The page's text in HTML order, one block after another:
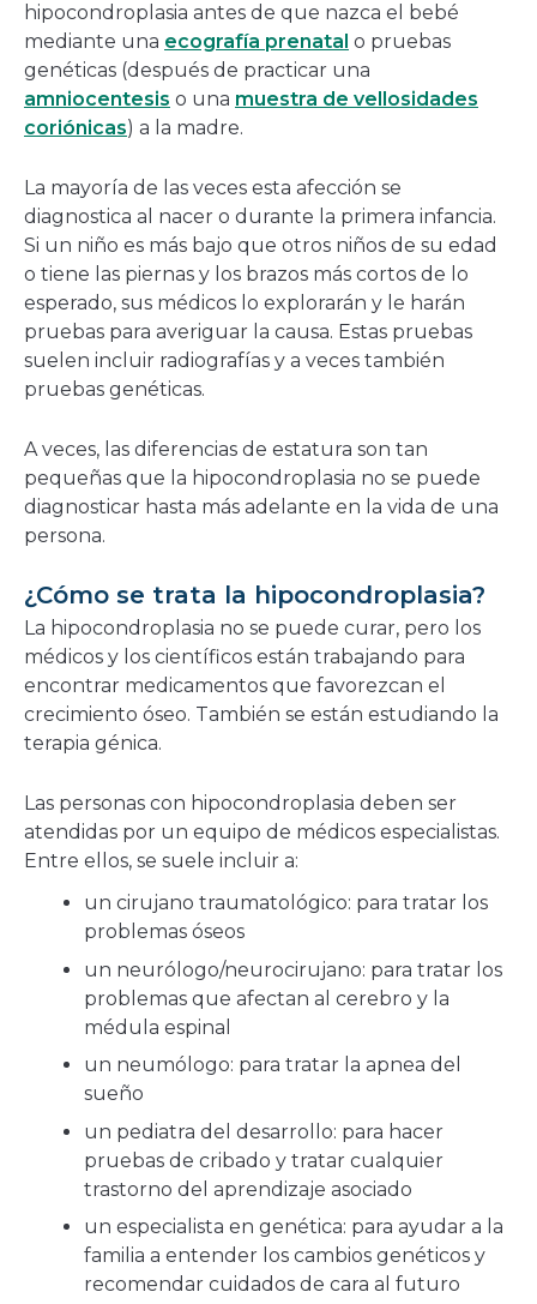
hipocondroplasia antes de que nazca el bebé
mediante una ecografía prenatal o pruebas
genéticas (después de practicar una
amniocentesis o una muestra de vellosidades
coriónicas) a la madre.
La mayoría de las veces esta afección se
diagnostica al nacer o durante la primera infancia.
Si un niño es más bajo que otros niños de su edad
o tiene las piernas y los brazos más cortos de lo
esperado, sus médicos lo explorarán y le harán
pruebas para averiguar la causa. Estas pruebas
suelen incluir radiografías y a veces también
pruebas genéticas.
A veces, las diferencias de estatura son tan
pequeñas que la hipocondroplasia no se puede
diagnosticar hasta más adelante en la vida de una
persona.
¿Cómo se trata la hipocondroplasia?
La hipocondroplasia no se puede curar, pero los
médicos y los científicos están trabajando para
encontrar medicamentos que favorezcan el
crecimiento óseo. También se están estudiando la
terapia génica.
Las personas con hipocondroplasia deben ser
atendidas por un equipo de médicos especialistas.
Entre ellos, se suele incluir a:
un cirujano traumatológico: para tratar los
problemas óseos
un neurólogo/neurocirujano: para tratar los
problemas que afectan al cerebro y la
médula espinal
un neumólogo: para tratar la apnea del
sueño
un pediatra del desarrollo: para hacer
pruebas de cribado y tratar cualquier
trastorno del aprendizaje asociado
un especialista en genética: para ayudar a la
familia a entender los cambios genéticos y
recomendar cuidados de cara al futuro